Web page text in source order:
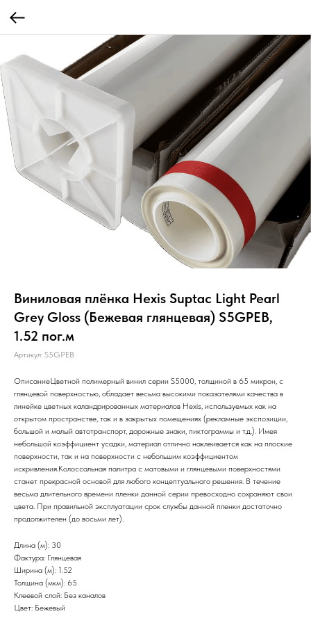
Виниловая плёнка Hexis Suptac Light Pearl
Grey Gloss (Бежевая глянцевая) S5GPEB,
1.52 пог.м
Артикул: S5GPEB
ОписаниеЦветной полимерный винил серии S5000, толщиной в 65 микрон, с
глянцевой поверхностью, обладает весьма высокими показателями качества в
линейке цветных каландрированных материалов Hexis, используемых как на
открытом пространстве, так и в закрытых помещениях (рекламные экспозиции,
большой и малый автотранспорт, дорожные знаки, пиктограммы и т.д.). Имея
небольшой коэффициент усадки, материал отлично наклеивается как на плоские
поверхности, так и на поверхности с небольшим коэффициентом
искривления.Колоссальная палитра с матовыми и глянцевыми поверхностями
станет прекрасной основой для любого концептуального решения. В течение
весьма длительного времени пленки данной серии превосходно сохраняют свои
цвета. При правильной эксплуатации срок службы данной пленки достаточно
продолжителен (до восьми лет).
Длина (м): 30
Фактура: Глянцевая
Ширина (м): 1.52
Толщина (мкм): 65
Клеевой слой: Без каналов
Цвет: Бежевый